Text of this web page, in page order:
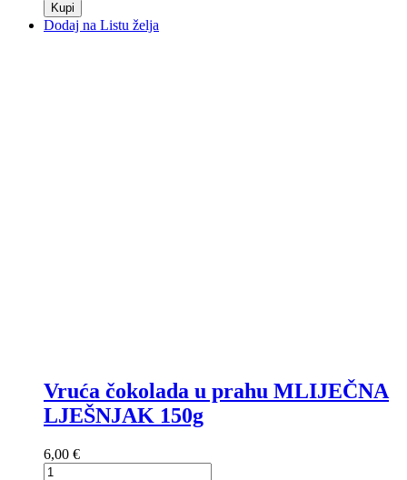
Kupi
Dodaj na Listu želja
Vruća čokolada u prahu MLIJEČNA
LJEŠNJAK 150g
6,00 €